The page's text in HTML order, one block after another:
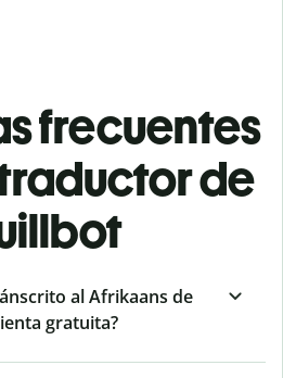
frecuentes
de
al Afrikaans de
gratuita?